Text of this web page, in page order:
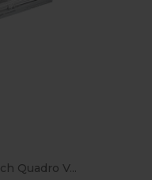
Quadro V...